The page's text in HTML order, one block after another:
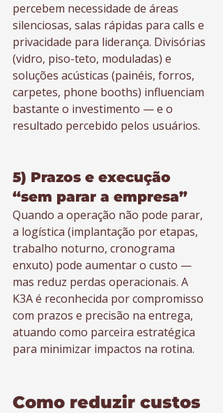
percebem necessidade de áreas
silenciosas, salas rápidas para calls e
privacidade para liderança. Divisórias
(vidro, piso-teto, moduladas) e
soluções acústicas (painéis, forros,
carpetes, phone booths) influenciam
bastante o investimento — e o
resultado percebido pelos usuários.
5) Prazos e execução
“sem parar a empresa”
Quando a operação não pode parar,
a logística (implantação por etapas,
trabalho noturno, cronograma
enxuto) pode aumentar o custo —
mas reduz perdas operacionais. A
K3A é reconhecida por compromisso
com prazos e precisão na entrega,
atuando como parceira estratégica
para minimizar impactos na rotina.
Como reduzir custos